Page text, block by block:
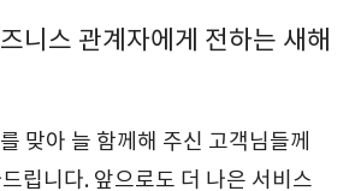
니스 관계자에게 전하는 새해
맞아 늘 함께해 주신 고객님들께
립니다. 앞으로도 더 나은 서비스